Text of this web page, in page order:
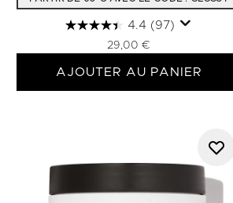
4.4 (97)
29,00 €
AJOUTER AU PANIER